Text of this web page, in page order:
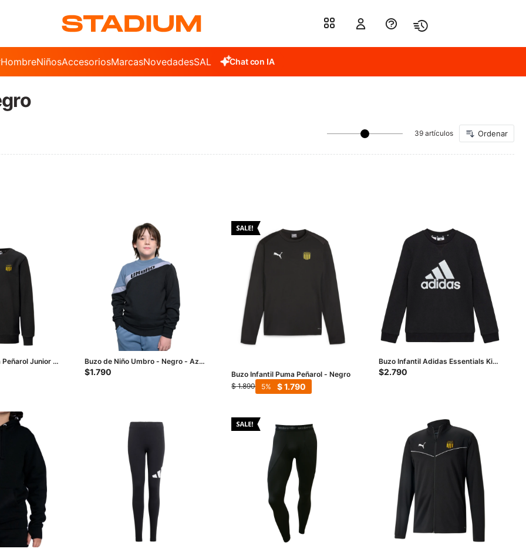
HombreNiñosAccesoriosMarcasNovedadesSALE Chat con IA
39 artículos
Peñarol Junior -
Buzo de Niño Umbro - Negro - Azul
Piedra
$1.790
Buzo Infantil Puma Peñarol - Negro
$ 1.890 $ 1.790
5
Buzo Infantil Adidas Essentials Kids
- Negro - Blanco
$2.790